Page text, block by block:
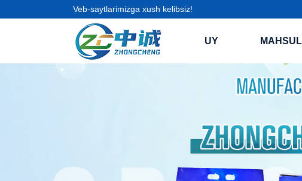
Veb-saytlarimizga xush kelibsiz!
UY